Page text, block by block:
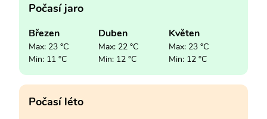
Počasí jaro
Březen
Max: 23 °C
Min: 11 °C
Duben
Max: 22 °C
Min: 12 °C
Květen
Max: 23 °C
Min: 12 °C
Počasí léto